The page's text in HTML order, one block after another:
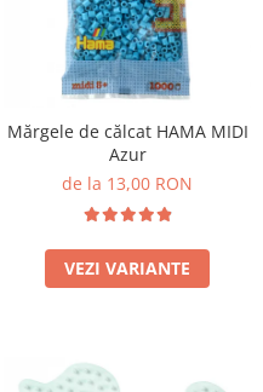
Mărgele de călcat HAMA MIDI
Azur
de la 13,00 RON
VEZI VARIANTE